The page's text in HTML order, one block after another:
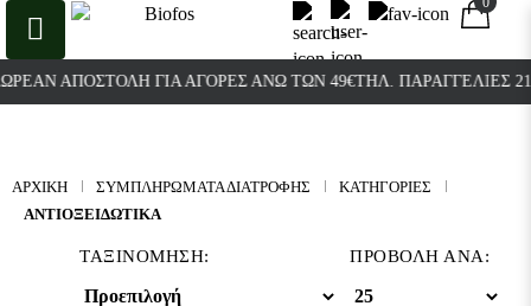
ΑΠΟΣΤΟΛΉ ΓΙΑ ΑΓΟΡΈΣ ΆΝΩ ΤΩΝ 49€ΤΗΛ. ΠΑΡΑΓΓΕΛΊΕΣ
ΑΡΧΙΚΉ ΣΥΜΠΛΗΡΩΜΑΤΑ ΔΙΑΤΡΟΦΗΣ
ΚΑΤΗΓΟΡΊΕΣ
ΑΝΤΙΟΞΕΙΔΩΤΙΚΆ
ΤΑΞΙΝΌΜΗΣΗ: ΠΡΟΒΟΛΉ ΑΝΆ: